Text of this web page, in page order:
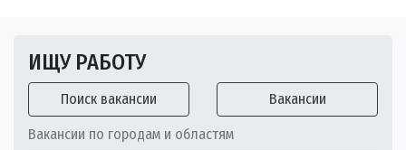
ИЩУ РАБОТУ
Поиск вакансии Вакансии
Вакансии по городам и областям